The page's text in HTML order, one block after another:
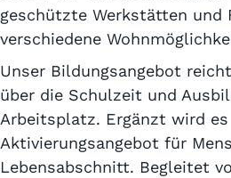
geschützte Werk­stätten und
ver­schiedene
Unser Bildungs­an­gebot
über die Schul­zeit und
Arbeits­platz. Ergänzt wird
Aktivierungs­angebot für
Lebens­abschnitt. Begleitet